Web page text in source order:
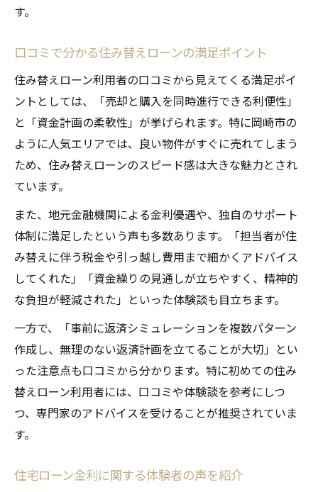
す。
口コミで分かる住み替えローンの満足ポイント
住み替えローン利用者の口コミから見えてくる満足ポイ
ントとしては、「売却と購入を同時進行できる利便性」
と「資金計画の柔軟性」が挙げられます。特に岡崎市の
ように人気エリアでは、良い物件がすぐに売れてしまう
ため、住み替えローンのスピード感は大きな魅力とされ
ています。
また、地元金融機関による金利優遇や、独自のサポート
体制に満足したという声も多数あります。「担当者が住
み替えに伴う税金や引っ越し費用まで細かくアドバイス
してくれた」「資金繰りの見通しが立ちやすく、精神的
な負担が軽減された」といった体験談も目立ちます。
一方で、「事前に返済シミュレーションを複数パターン
作成し、無理のない返済計画を立てることが大切」とい
った注意点も口コミから分かります。特に初めての住み
替えローン利用者には、口コミや体験談を参考にしつ
つ、専門家のアドバイスを受けることが推奨されていま
す。
住宅ローン金利に関する体験者の声を紹介